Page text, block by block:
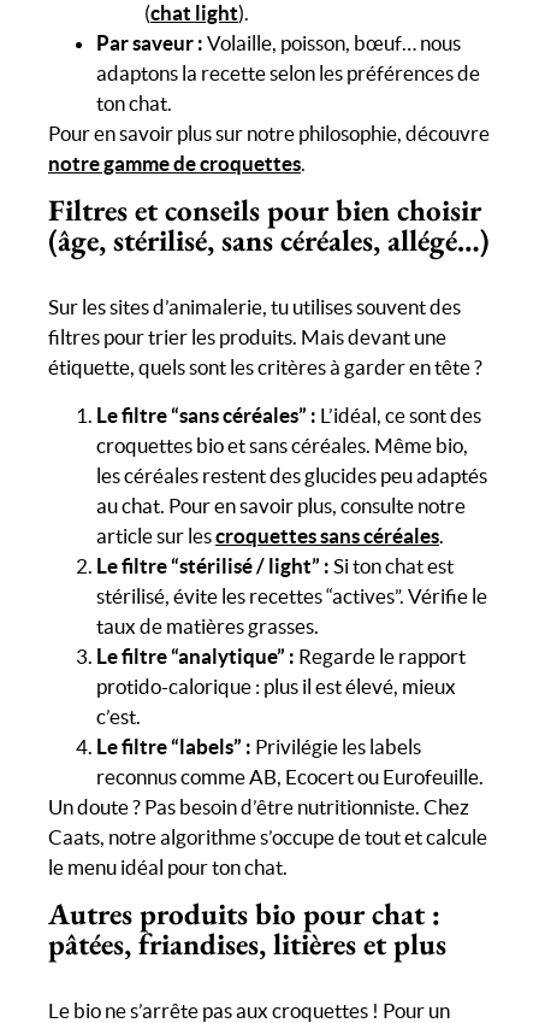
(chat light).
Par saveur : Volaille, poisson, bœuf… nous
adaptons la recette selon les préférences de
ton chat.
Pour en savoir plus sur notre philosophie, découvre
notre gamme de croquettes.
Filtres et conseils pour bien choisir
(âge, stérilisé, sans céréales, allégé…)
Sur les sites d’animalerie, tu utilises souvent des
filtres pour trier les produits. Mais devant une
étiquette, quels sont les critères à garder en tête ?
Le filtre “sans céréales” : L’idéal, ce sont des
croquettes bio et sans céréales. Même bio,
les céréales restent des glucides peu adaptés
au chat. Pour en savoir plus, consulte notre
article sur lescroquettes sans céréales
Le filtre “stérilisé / light” : Si ton chat est
stérilisé, évite les recettes “actives”. Vérifie le
taux de matières grasses.
Le filtre “analytique” : Regarde le rapport
protido-calorique : plus il est élevé, mieux
c’est.
Le filtre “labels” : Privilégie les labels
reconnus comme AB, Ecocert ou Eurofeuille.
Un doute ? Pas besoin d’être nutritionniste. Chez
Caats, notre algorithme s’occupe de tout et calcule
le menu idéal pour ton chat.
Autres produits bio pour chat :
pâtées, friandises, litières et plus
Le bio ne s’arrête pas aux croquettes ! Pour un